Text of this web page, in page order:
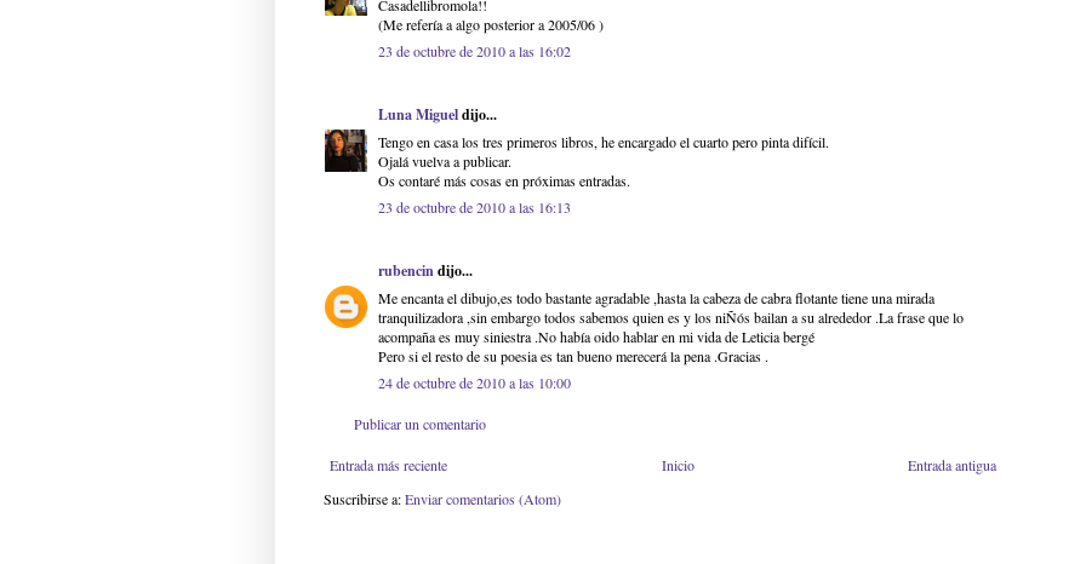
Casadellibromola!!
(Me refería a algo posterior a 2005/06 )
23 de octubre de 2010 a las 16:02
Luna Migueldijo...
Tengo en casa los tres primeros libros, he encargado el cuarto pero pinta difícil.
Ojalá vuelva a publicar.
Os contaré más cosas en próximas entradas.
23 de octubre de 2010 a las 16:13
rubencindijo...
Me encanta el dibujo,es todo bastante agradable ,hasta la cabeza de cabra flotante tiene una mirada
tranquilizadora ,sin embargo todos sabemos quien es y los niÑós bailan a su alrededor .La frase que lo
acompaña es muy siniestra .No había oido hablar en mi vida de Leticia bergé
Pero si el resto de su poesia es tan bueno merecerá la pena .Gracias .
24 de octubre de 2010 a las 10:00
Publicar un comentario
Entrada más reciente Entrada antigua
Inicio
Suscribirse a:Enviar comentarios (Atom)